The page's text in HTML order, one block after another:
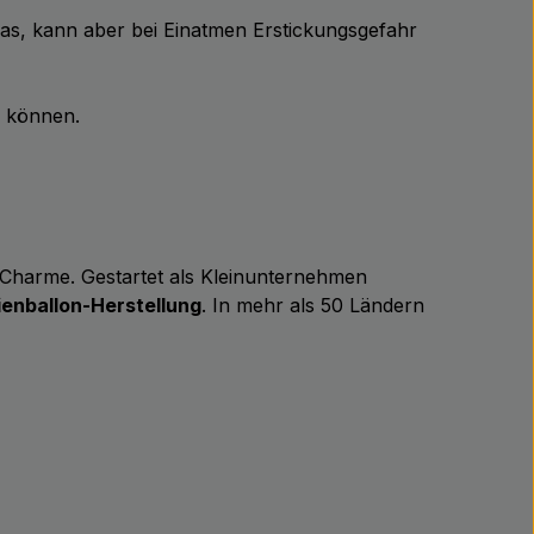
kann aber bei Einatmen Erstickungsgefahr
Gestartet als Kleinunternehmen
Herstellung. In mehr als 50 Ländern